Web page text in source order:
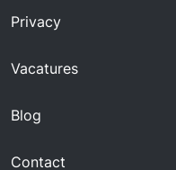
Privacy
Vacatures
Blog
Contact